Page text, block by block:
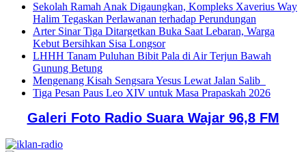
Sekolah Ramah Anak Digaungkan, Kompleks Xaverius Way
Halim Tegaskan Perlawanan terhadap Perundungan
Arter Sinar Tiga Ditargetkan Buka Saat Lebaran, Warga
Kebut Bersihkan Sisa Longsor
LHHH Tanam Puluhan Bibit Pala di Air Terjun Bawah
Gunung Betung
Mengenang Kisah Sengsara Yesus Lewat Jalan Salib
Tiga Pesan Paus Leo XIV untuk Masa Prapaskah 2026
Galeri Foto Radio Suara Wajar 96,8 FM